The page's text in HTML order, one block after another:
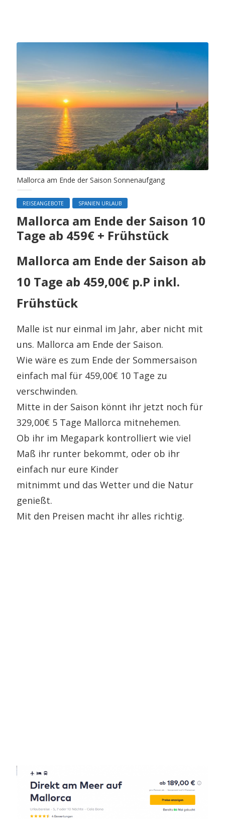
Mallorca am Ende der Saison Sonnenaufgang
REISEANGEBOTE SPANIEN URLAUB
Mallorca am Ende der Saison 10
Tage ab 459€ + Frühstück
Mallorca am Ende der Saison ab
10 Tage ab 459,00€ p.P inkl.
Frühstück
Malle ist nur einmal im Jahr, aber nicht mit
uns. Mallorca am Ende der Saison.
Wie wäre es zum Ende der Sommersaison
einfach mal für 459,00€ 10 Tage zu
verschwinden.
Mitte in der Saison könnt ihr jetzt noch für
329,00€ 5 Tage Mallorca mitnehemen.
Ob ihr im Megapark kontrolliert wie viel
Maß ihr runter bekommt, oder ob ihr
einfach nur eure Kinder
mitnimmt und das Wetter und die Natur
genießt.
Mit den Preisen macht ihr alles richtig.